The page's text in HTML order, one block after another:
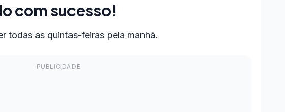
com sucesso!
todas as quintas-feiras pela manhã.